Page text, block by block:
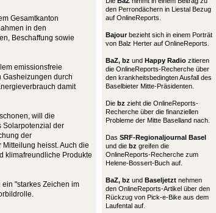
Gesamtkanton
in den
Beschaffung sowie
emissionsfreie
Gasheizungen durch
damit
will die
Solarpotenzial der
der
heisst. Auch die
klimafreundliche Produkte
"starkes Zeichen im
den Perrondächern in Liestal Bezug
auf OnlineReports.
Bajourbezieht sich in einem Porträt
von Balz Herter auf OnlineReports.
BaZ, bz und Happy Radio zitieren
die OnlineReports-Recherche über
den krankheitsbedingten Ausfall des
Baselbieter Mitte-Präsidenten.
Die bz zieht die OnlineReports-
Recherche über die finanziellen
Probleme der Mitte Baselland nach.
Das SRF-Regionaljournal Basel
und die bz greifen die
OnlineReports-Recherche zum
Helene-Bossert-Buch auf.
BaZ, bz und Baseljetzt nehmen
den OnlineReports-Artikel über den
Rückzug von Pick-e-Bike aus dem
Laufental auf.